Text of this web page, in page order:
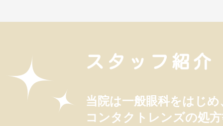
スタッフ紹介
当院は一般眼科をはじ
コンタクトレンズの処